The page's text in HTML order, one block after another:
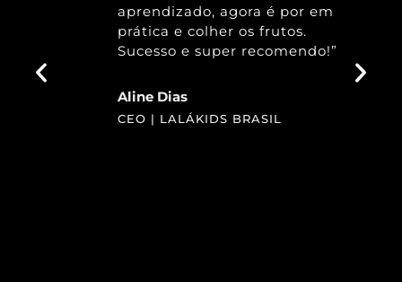
aprendizado, agora é por em
prática e colher os frutos.
Sucesso e super recomendo!”
Aline Dias
CEO | LALÁKIDS BRASIL